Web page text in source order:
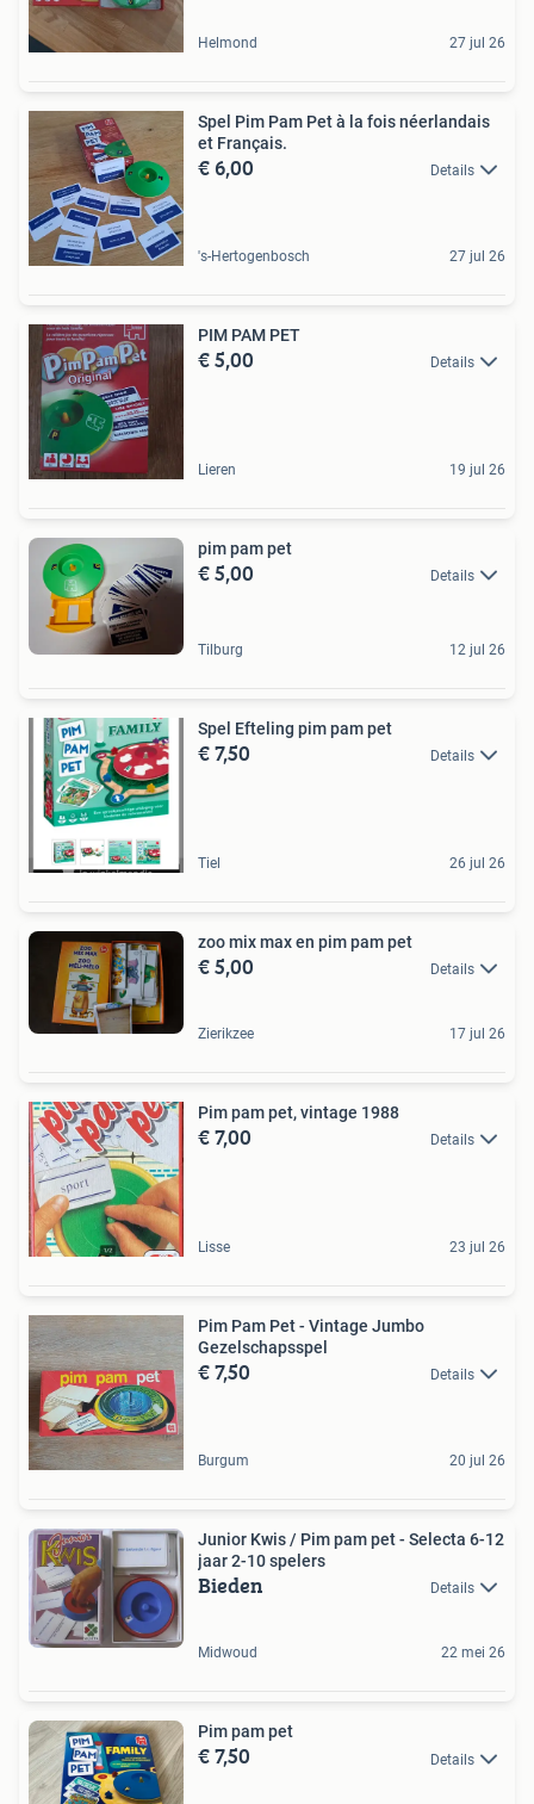
Helmond 27 jul 26
Spel Pim Pam Pet à la fois néerlandais
et Français.
€ 6,00 Details
's-Hertogenbosch 27 jul 26
PIM PAM PET
€ 5,00 Details
Lieren 19 jul 26
pim pam pet
€ 5,00 Details
Tilburg 12 jul 26
Spel Efteling pim pam pet
€ 7,50 Details
Tiel 26 jul 26
zoo mix max en pim pam pet
€ 5,00 Details
Zierikzee 17 jul 26
Pim pam pet, vintage 1988
€ 7,00 Details
Lisse 23 jul 26
Pim Pam Pet - Vintage Jumbo
Gezelschapsspel
€ 7,50 Details
Burgum 20 jul 26
Junior Kwis / Pim pam pet - Selecta 6-12
jaar 2-10 spelers
Bieden Details
Midwoud 22 mei 26
Pim pam pet
€ 7,50 Details